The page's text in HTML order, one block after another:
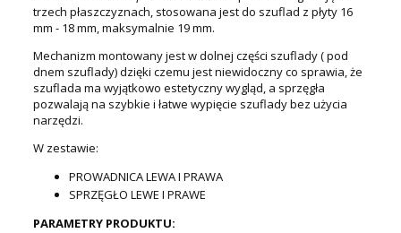
trzech płaszczyznach, stosowana jest do szuflad z płyty 16
mm - 18 mm, maksymalnie 19 mm.
Mechanizm montowany jest w dolnej części szuflady ( pod
dnem szuflady) dzięki czemu jest niewidoczny co sprawia, że
szuflada ma wyjątkowo estetyczny wygląd, a sprzęgła
pozwalają na szybkie i łatwe wypięcie szuflady bez użycia
narzędzi.
W zestawie:
PROWADNICA LEWA I PRAWA
SPRZĘGŁO LEWE I PRAWE
PARAMETRY PRODUKTU: